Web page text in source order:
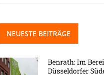
NEUESTE BEITRÄGE
Benrath: Im
Düsseldorfer